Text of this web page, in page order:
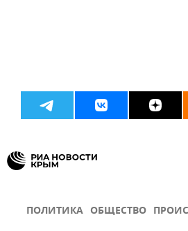
ПОЛИТИКА ОБЩЕСТВО